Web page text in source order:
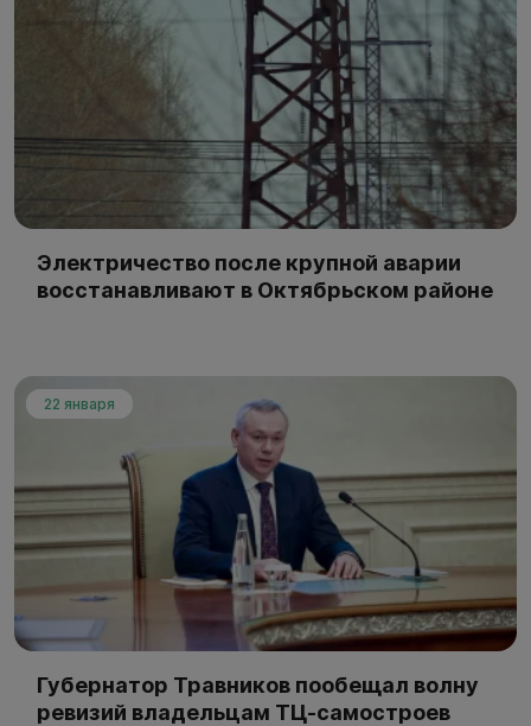
Электричество после крупной аварии
восстанавливают в Октябрьском районе
22 января
Губернатор Травников пообещал волну
ревизий владельцам ТЦ-самостроев